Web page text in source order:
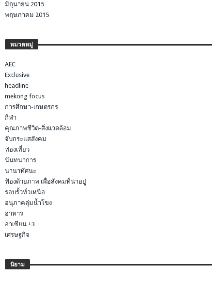
มิถุนายน 2015
พฤษภาคม 2015
หมวดหมู่
AEC
Exclusive
headline
mekong focus
การศึกษา-เกษตรกร
กีฬา
คุณภาพชีวิต-สิ่งแวดล้อม
จับกระแสสังคม
ท่องเที่ยว
นันทนาการ
นานาทัศนะ
ฟ้องด้วยภาพ เพื่อสังคมที่น่าอยู่
รอบรั้วทั่วเหนือ
อนุภาคลุ่มน้ำโขง
อาหาร
อาเซียน +3
เศรษฐกิจ
นิยาม